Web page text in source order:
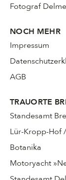
Fotograf
NOCH MEHR
Impressum
AGB
TRAUORTE
Standesamt
Lür-Kropp-Hof
Botanika
Motoryacht